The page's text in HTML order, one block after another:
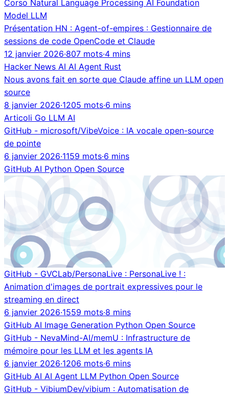
Corso Natural Language Processing AI Foundation
Model LLM
Présentation HN : Agent-of-empires : Gestionnaire de
sessions de code OpenCode et Claude
12 janvier 2026·807 mots·4 mins
Hacker News AI AI Agent Rust
Nous avons fait en sorte que Claude affine un LLM open
source
8 janvier 2026·1205 mots·6 mins
Articoli Go LLM AI
GitHub - microsoft/VibeVoice : IA vocale open-source
de pointe
6 janvier 2026·1159 mots·6 mins
GitHub AI Python Open Source
GitHub - GVCLab/PersonaLive : PersonaLive ! :
Animation d'images de portrait expressives pour le
streaming en direct
6 janvier 2026·1559 mots·8 mins
GitHub AI Image Generation Python Open Source
GitHub - NevaMind-AI/memU : Infrastructure de
mémoire pour les LLM et les agents IA
6 janvier 2026·1206 mots·6 mins
GitHub AI AI Agent LLM Python Open Source
GitHub - VibiumDev/vibium : Automatisation de